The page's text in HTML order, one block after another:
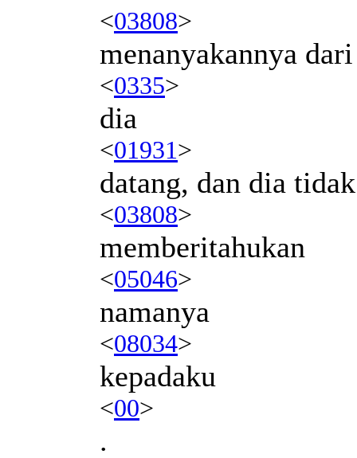
<03808>
menanyakannya
<0335>
dia
<01931>
datang, dan dia tidak
<03808>
memberitahukan
<05046>
namanya
<08034>
kepadaku
<00>
.